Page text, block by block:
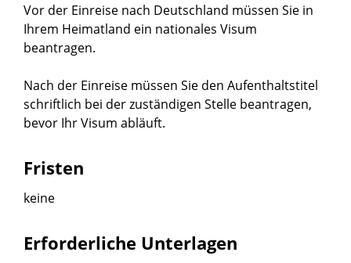
Vor der Einreise nach Deutschland müssen Sie in
Ihrem Heimatland ein nationales Visum
beantragen.
Nach der Einreise müssen Sie den Aufenthaltstitel
schriftlich bei der zuständigen Stelle beantragen,
bevor Ihr Visum abläuft.
Fristen
keine
Erforderliche Unterlagen